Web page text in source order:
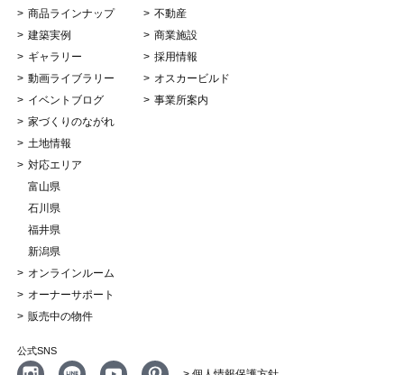
商品ラインナップ
建築実例
ギャラリー
動画ライブラリー
イベントブログ
家づくりのながれ
土地情報
対応エリア
富山県
石川県
福井県
新潟県
オンラインルーム
オーナーサポート
販売中の物件
不動産
商業施設
採用情報
オスカービルド
事業所案内
公式SNS